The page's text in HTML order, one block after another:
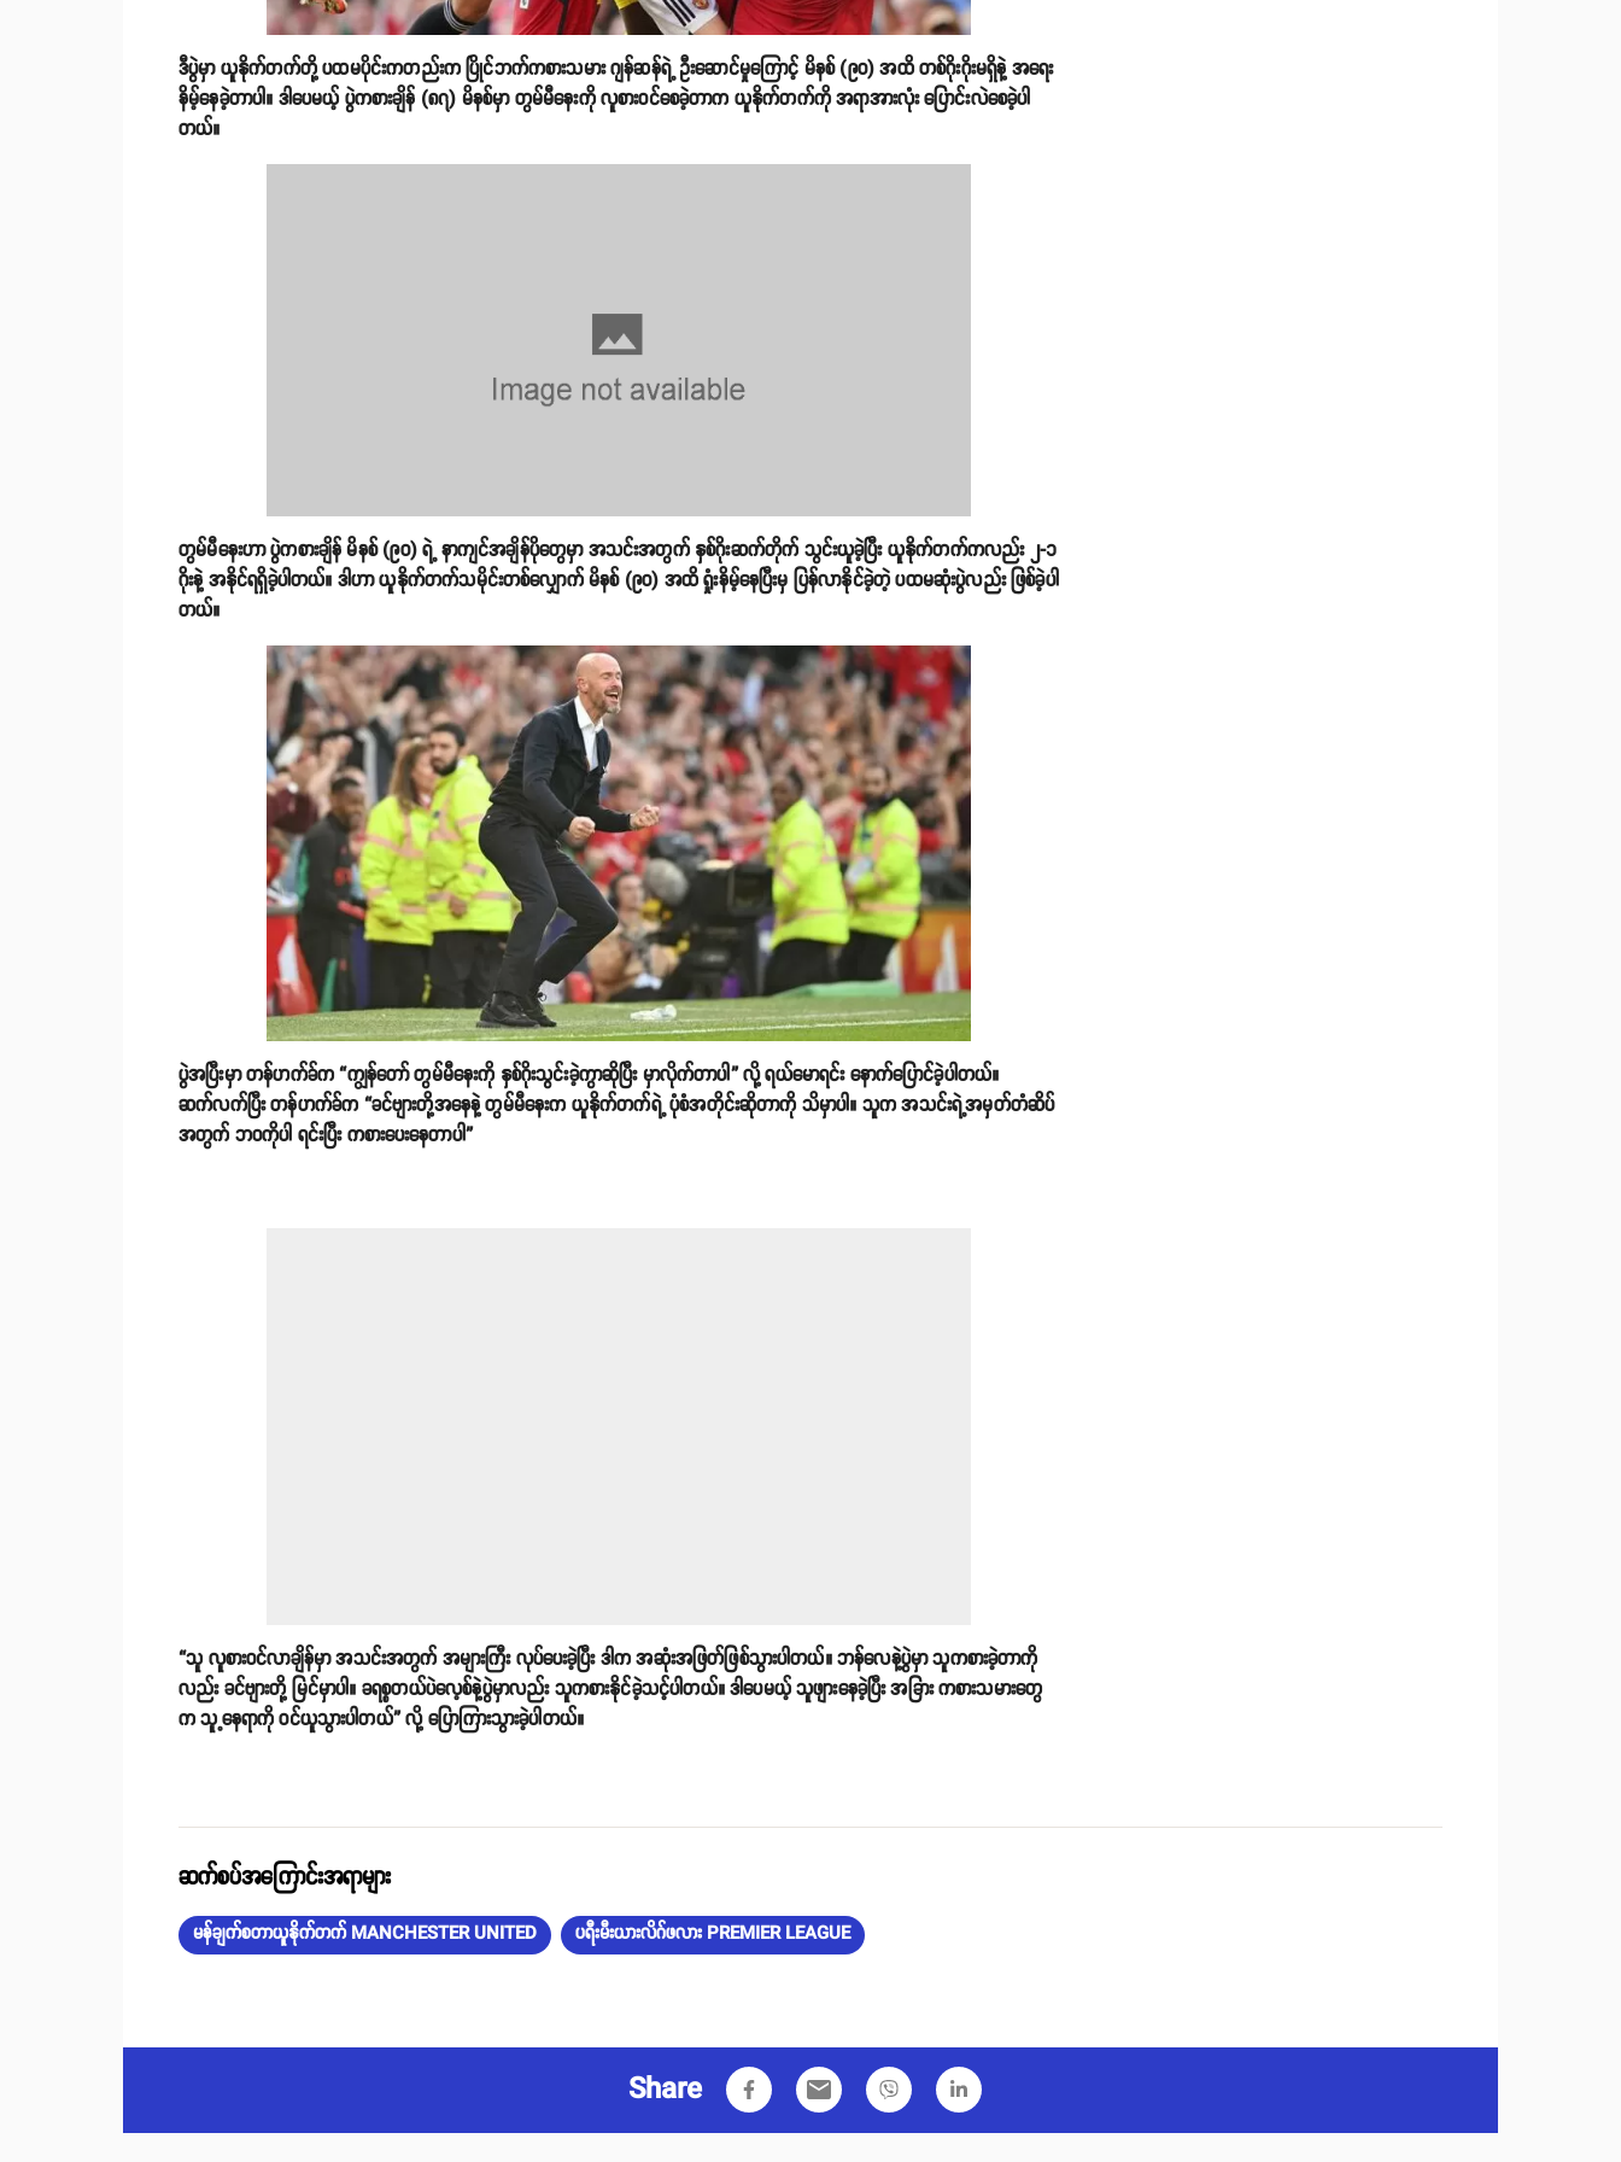
ဒီပွဲမှာ ယူနိုက်တက်တို့ ပထမပိုင်းကတည်းက ပြိုင်ဘက်ကစားသမား ဂျန်ဆန်ရဲ့ ဦးဆောင်မှုကြောင့် မိနစ် (၉၀) အထိ တစ်ဂိုးဂိုးမရှိနဲ့ အရေး
နိမ့်နေခဲ့တာပါ။ ဒါပေမယ့် ပွဲကစားချိန် (၈၇) မိနစ်မှာ တွမ်မီနေးကို လူစားဝင်စေခဲ့တာက ယူနိုက်တက်ကို အရာအားလုံး ပြောင်းလဲစေခဲ့ပါ
တယ်။
တွမ်မီနေးဟာ ပွဲကစားချိန် မိနစ် (၉၀) ရဲ့ နာကျင်အချိန်ပိုတွေမှာ အသင်းအတွက် နှစ်ဂိုးဆက်တိုက် သွင်းယူခဲ့ပြီး ယူနိုက်တက်ကလည်း ၂-၁
ဂိုးနဲ့ အနိုင်ရရှိခဲ့ပါတယ်။ ဒါဟာ ယူနိုက်တက်သမိုင်းတစ်လျှောက် မိနစ် (၉၀) အထိ ရှုံးနိမ့်နေပြီးမှ ပြန်လာနိုင်ခဲ့တဲ့ ပထမဆုံးပွဲလည်း ဖြစ်ခဲ့ပါ
တယ်။
ပွဲအပြီးမှာ တန်ဟက်ခ်က “ကျွန်တော် တွမ်မီနေးကို နှစ်ဂိုးသွင်းခဲ့ကွာဆိုပြီး မှာလိုက်တာပါ” လို့ ရယ်မောရင်း နောက်ပြောင်ခဲ့ပါတယ်။
ဆက်လက်ပြီး တန်ဟက်ခ်က “ခင်ဗျားတို့အနေနဲ့ တွမ်မီနေးက ယူနိုက်တက်ရဲ့ ပုံစံအတိုင်းဆိုတာကို သိမှာပါ။ သူက အသင်းရဲ့အမှတ်တံဆိပ်
အတွက် ဘဝကိုပါ ရင်းပြီး ကစားပေးနေတာပါ”
“သူ လူစားဝင်လာချိန်မှာ အသင်းအတွက် အများကြီး လုပ်ပေးခဲ့ပြီး ဒါက အဆုံးအဖြတ်ဖြစ်သွားပါတယ်။ ဘန်လေနဲ့ပွဲမှာ သူကစားခဲ့တာကို
လည်း ခင်ဗျားတို့ မြင်မှာပါ။ ခရစ္စတယ်ပဲလေ့စ်နဲ့ပွဲမှာလည်း သူကစားနိုင်ခဲ့သင့်ပါတယ်။ ဒါပေမယ့် သူဖျားနေခဲ့ပြီး အခြား ကစားသမားတွေ
က သူ့နေရာကို ဝင်ယူသွားပါတယ်” လို့ ပြောကြားသွားခဲ့ပါတယ်။
ဆက်စပ်အကြောင်းအရာများ
မန်ချက်စတာယူနိုက်တက် MANCHESTER UNITED ပရီးမီးယားလိဂ်ဖလား PREMIER LEAGUE
Share email